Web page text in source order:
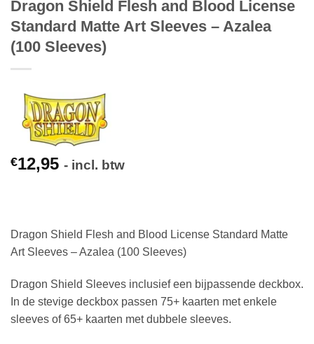
Dragon Shield Flesh and Blood License
Standard Matte Art Sleeves – Azalea
(100 Sleeves)
€12,95 - incl. btw
Dragon Shield Flesh and Blood License Standard Matte
Art Sleeves – Azalea (100 Sleeves)
Dragon Shield Sleeves inclusief een bijpassende deckbox.
In de stevige deckbox passen 75+ kaarten met enkele
sleeves of 65+ kaarten met dubbele sleeves.